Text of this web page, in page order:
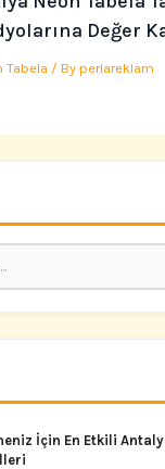
Değer
Tabela / Byperlareklam
İçin En Etkili